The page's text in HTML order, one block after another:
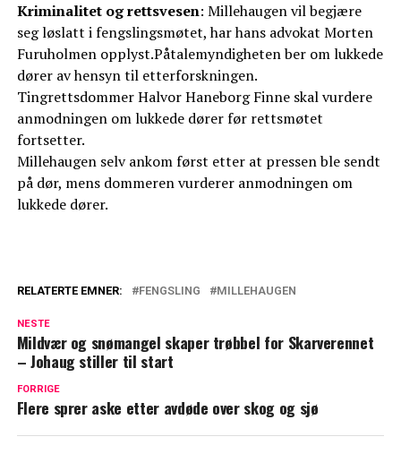
Kriminalitet og rettsvesen: Millehaugen vil begjære
seg løslatt i fengslingsmøtet, har hans advokat Morten
Furuholmen opplyst.Påtalemyndigheten ber om lukkede
dører av hensyn til etterforskningen.
Tingrettsdommer Halvor Haneborg Finne skal vurdere
anmodningen om lukkede dører før rettsmøtet
fortsetter.
Millehaugen selv ankom først etter at pressen ble sendt
på dør, mens dommeren vurderer anmodningen om
lukkede dører.
RELATERTE EMNER: FENGSLING MILLEHAUGEN
NESTE
Mildvær og snømangel skaper trøbbel for Skarverennet
– Johaug stiller til start
FORRIGE
Flere sprer aske etter avdøde over skog og sjø